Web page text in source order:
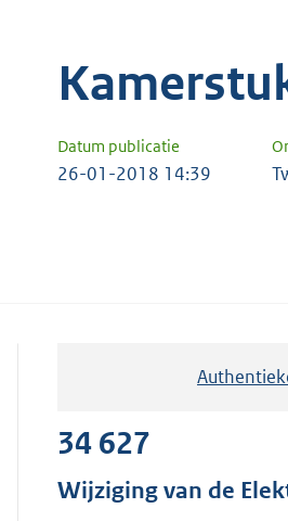
Datum publicatie
26-01-2018 14:39
34 627
Wijziging van de